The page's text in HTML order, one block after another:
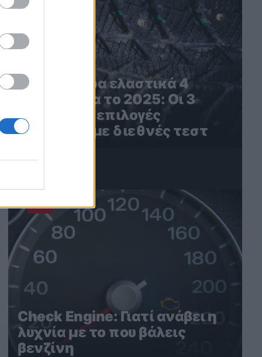
Τα καλύτερα ελαστικά 4
εποχών για το 2025: Οι 3
καλύτερες επιλογές
σύμφωνα με διεθνές τεστ
4
Check Engine: Γιατί ανάβει η
λυχνία με το που βάλεις
βενζίνη